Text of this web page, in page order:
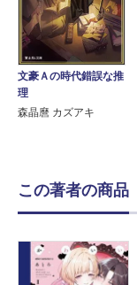
文豪Ａの時代錯誤な推
理
森晶麿 カズアキ
この著者の商品